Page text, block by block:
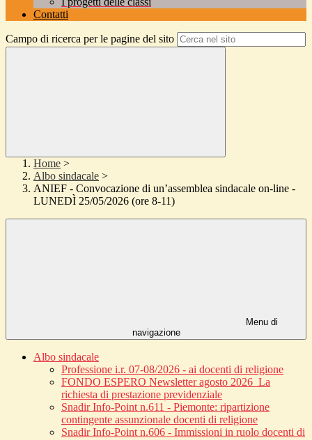
Contatti
Campo di ricerca per le pagine del sito
Home >
Albo sindacale >
ANIEF - Convocazione di un’assemblea sindacale on-line -
LUNEDÌ 25/05/2026 (ore 8-11)
Menu di
navigazione
Albo sindacale
Professione i.r. 07-08/2026 - ai docenti di religione
FONDO ESPERO Newsletter agosto 2026_La
richiesta di prestazione previdenziale
Snadir Info-Point n.611 - Piemonte: ripartizione
contingente assunzionale docenti di religione
Snadir Info-Point n.606 - Immissioni in ruolo docenti di